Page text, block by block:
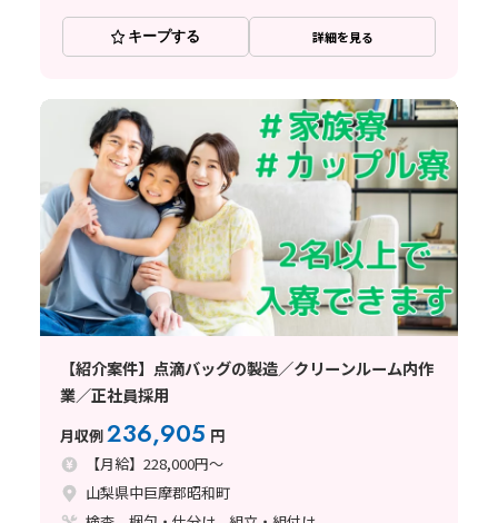
キープする 詳細を見る
【紹介案件】点滴バッグの製造／クリーンルーム内作
業／正社員採用
月収例236,905 円
【月給】228,000円～
山梨県中巨摩郡昭和町